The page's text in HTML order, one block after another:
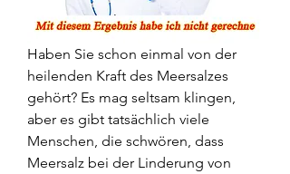
Haben Sie schon einmal von der
heilenden Kraft des Meersalzes
gehört? Es mag seltsam klingen,
aber es gibt tatsächlich viele
Menschen, die schwören, dass
Meersalz bei der Linderung von